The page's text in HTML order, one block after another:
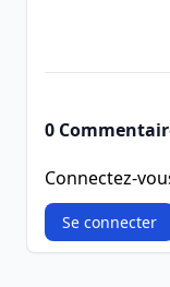
0
Connectez-
Se connecter